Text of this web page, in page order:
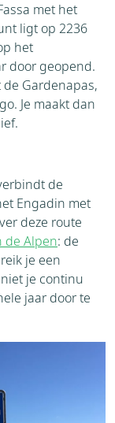
met het
ligt op 2236
het
door geopend.
Gardenapas,
Je maakt dan
de
Engadin met
deze route
de Alpen: de
je een
je continu
jaar door te